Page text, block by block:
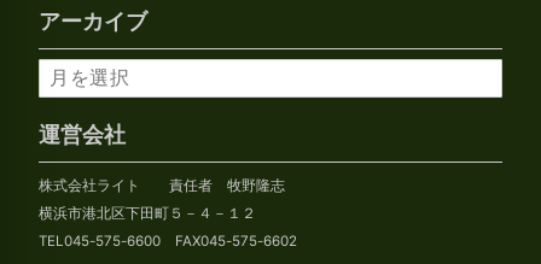
アーカイブ
ア
ー
カ
イ
ブ
運営会社
株式会社ライト 責任者 牧野隆志
横浜市港北区下田町５－４－１２
TEL045-575-6600 FAX045-575-6602